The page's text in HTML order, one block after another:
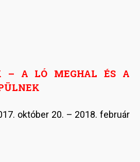
– A LÓ MEGHAL ÉS A
október 20. – 2018. február